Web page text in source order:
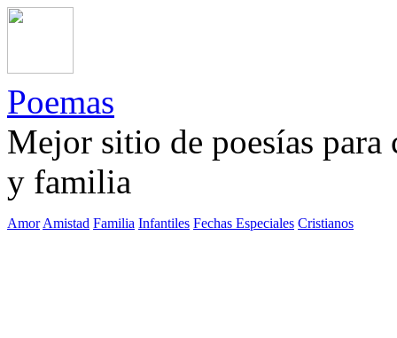
Poemas
Mejor sitio de poesías
y familia
Amor Amistad Familia Infantiles Fechas Especiales Cristianos